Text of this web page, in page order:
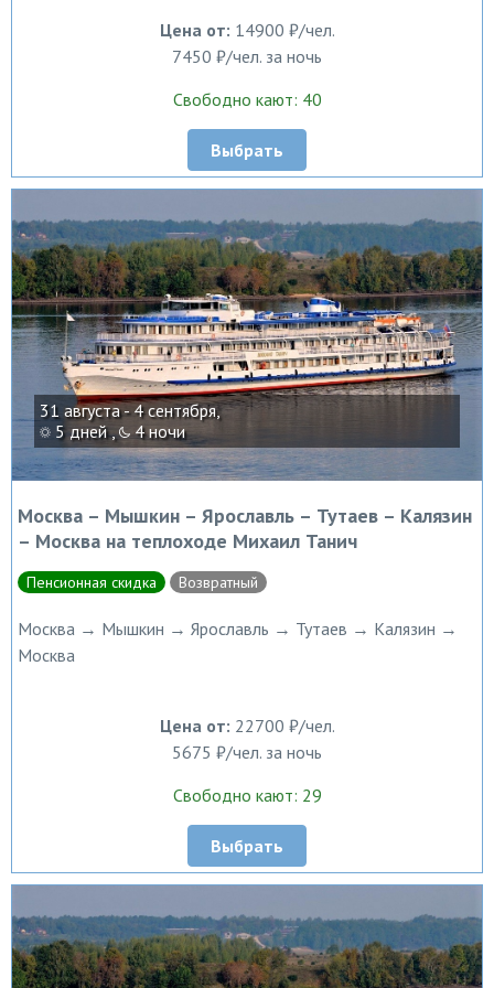
Цена от: 14900 ₽/чел.
7450 ₽/чел. за ночь
Свободно кают: 40
Выбрать
31 августа - 4 сентября,
5 дней ,
4 ночи
Москва – Мышкин – Ярославль – Тутаев – Калязин
– Москва на теплоходе Михаил Танич
Пенсионная скидка Возвратный
Москва → Мышкин → Ярославль → Тутаев → Калязин →
Москва
Цена от: 22700 ₽/чел.
5675 ₽/чел. за ночь
Свободно кают: 29
Выбрать